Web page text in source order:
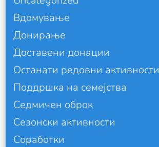
Вдомување
Донирање
Доставени донации
Останати редовни активности
Поддршка на семејства
Седмичен оброк
Сезонски активности
Соработки